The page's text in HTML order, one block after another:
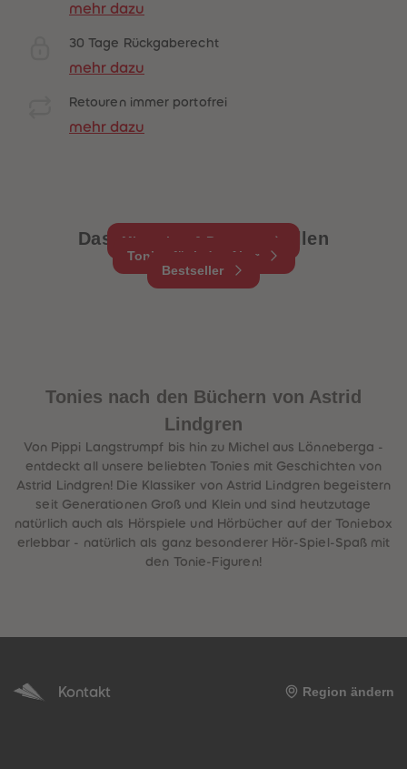
mehr dazu
30 Tage Rückgaberecht
mehr dazu
Retouren immer portofrei
mehr dazu
Das könnte dir auch gefallen
Mitmachen & Bewegen
Tonies für jedes Alter
Bestseller
Tonies nach den Büchern von Astrid
Lindgren
Von Pippi Langstrumpf bis hin zu Michel aus Lönneberga -
entdeckt all unsere beliebten Tonies mit Geschichten von
Astrid Lindgren! Die Klassiker von Astrid Lindgren begeistern
seit Generationen Groß und Klein und sind heutzutage
natürlich auch als Hörspiele und Hörbücher auf der Toniebox
erlebbar - natürlich als ganz besonderer Hör-Spiel-Spaß mit
den Tonie-Figuren!
Kontakt Region ändern